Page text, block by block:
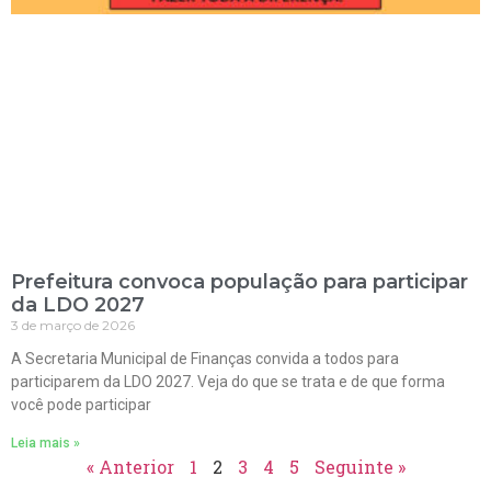
Prefeitura convoca população para participar
da LDO 2027
3 de março de 2026
A Secretaria Municipal de Finanças convida a todos para
participarem da LDO 2027. Veja do que se trata e de que forma
você pode participar
Leia mais »
« Anterior 1 2 3 4 5 Seguinte »